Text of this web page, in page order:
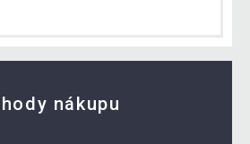
nákupu